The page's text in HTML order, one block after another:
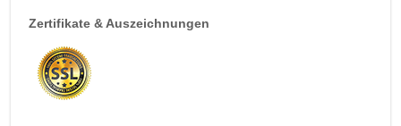
Zertifikate & Auszeichnungen